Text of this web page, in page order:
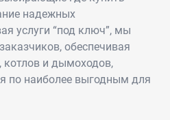
надежных
услуги “под ключ”, мы
обеспечивая
котлов и дымоходов,
по наиболее выгодным для